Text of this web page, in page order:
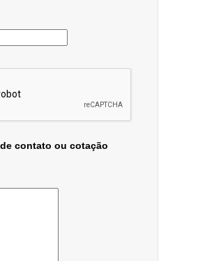
contato ou cotação